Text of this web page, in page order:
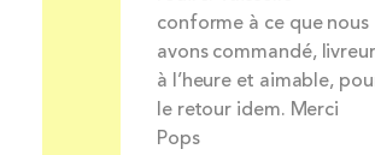
conforme à ce que nous
avons commandé, livreur
à l’heure et aimable,
le retour idem. Merci
Pops